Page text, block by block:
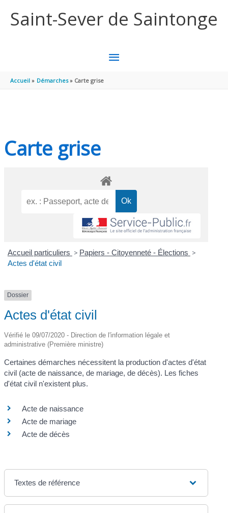
Saint-Sever de Saintonge
MENU
Accueil Démarches Carte grise
Carte grise
Accueil particuliers > Papiers - Citoyenneté - Élections >
Actes d'état civil
Dossier
Actes d'état civil
Vérifié le 09/07/2020 - Direction de l'information légale et
administrative (Première ministre)
Certaines démarches nécessitent la production d'actes d'état
civil (acte de naissance, de mariage, de décès). Les fiches
d'état civil n'existent plus.
Acte de naissance
Acte de mariage
Acte de décès
Textes de référence